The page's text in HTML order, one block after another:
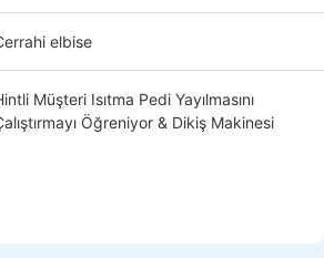
elbise
Müşteri Isıtma Pedi Yayılmasını
Öğreniyor & Dikiş Makinesi